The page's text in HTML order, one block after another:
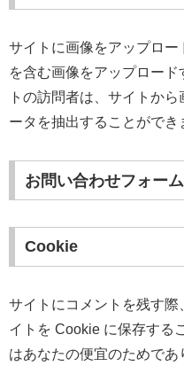
サイトに画像をアップロ
を含む画像をアップロー
トの訪問者は、サイトか
ータを抽出することができ
お問い合わせフォーム
Cookie
サイトにコメントを残す
イトを Cookie に保存する
はあなたの便宜のためで